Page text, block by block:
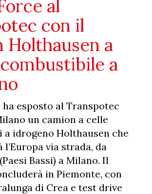
al
con il
Holthausen a
a
ha esposto al Transpotec
un camion a celle
idrogeno Holthausen che
via strada, da
Bassi) a Milano. Il
in Piemonte, con
di Crea e test drive